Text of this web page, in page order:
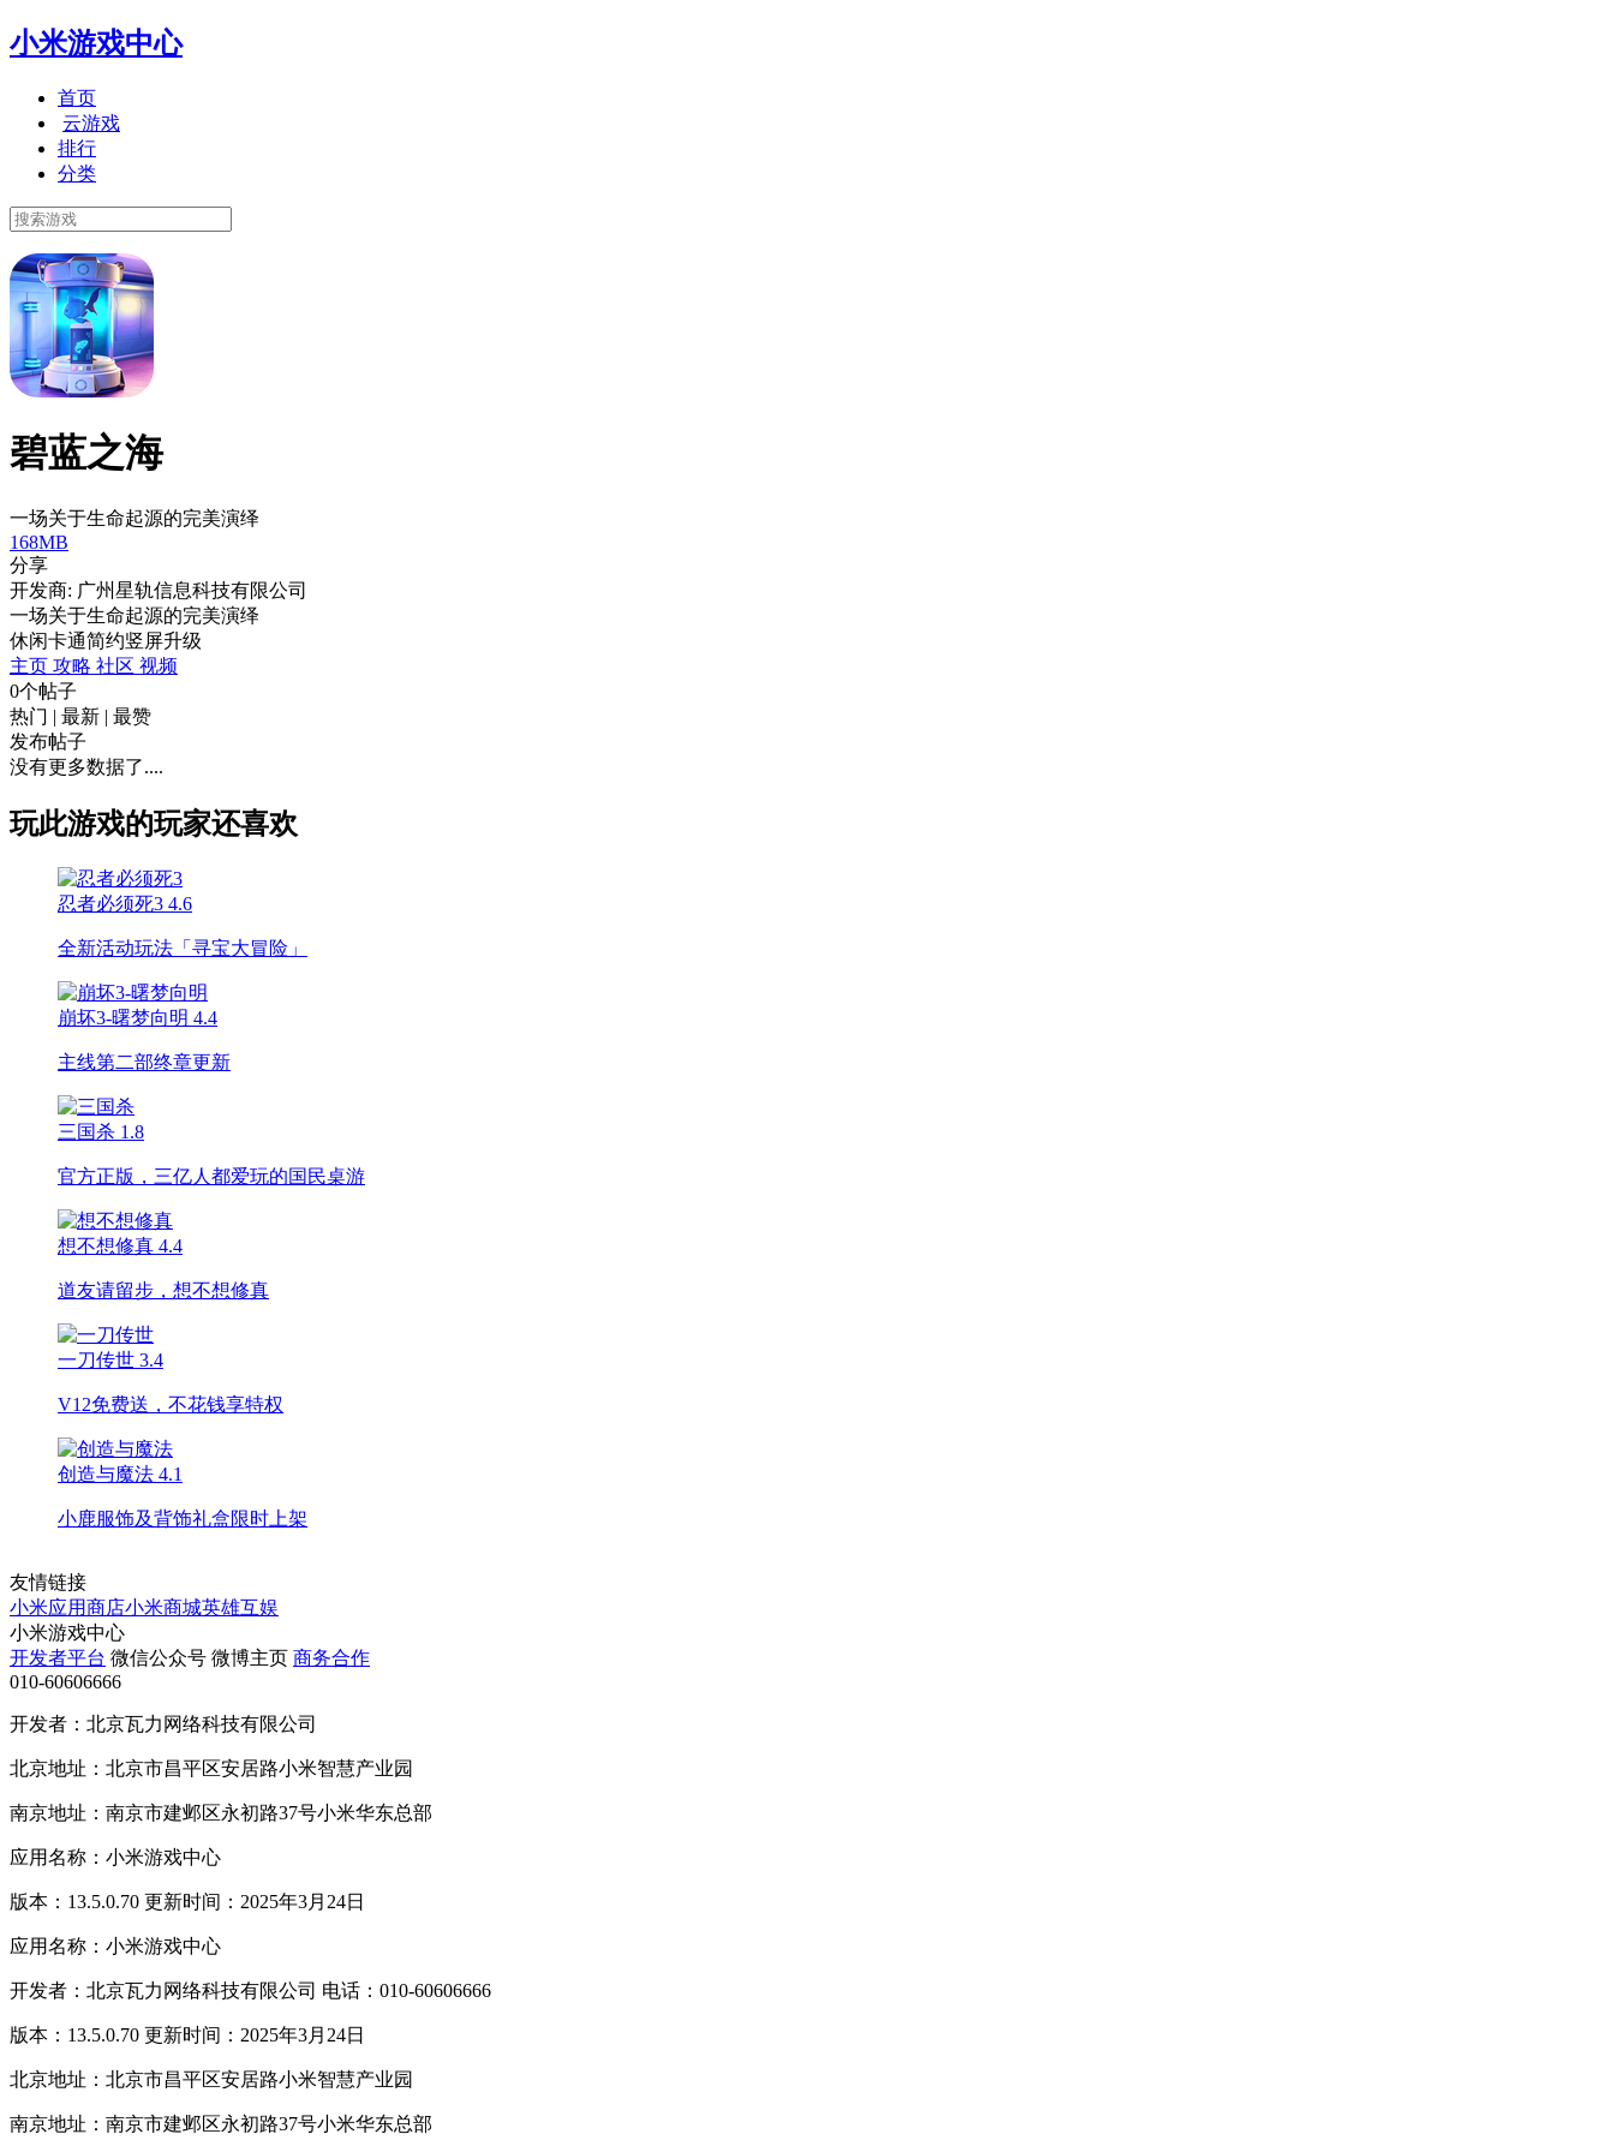
小米游戏中心
首页
云游戏
排行
分类
碧蓝之海
一场关于生命起源的完美演绎
168MB
分享
开发商: 广州星轨信息科技有限公司
一场关于生命起源的完美演绎
休闲卡通简约竖屏升级
主页 攻略 社区 视频
0个帖子
热门 | 最新 | 最赞
发布帖子
没有更多数据了....
玩此游戏的玩家还喜欢
忍者必须死3 4.6
全新活动玩法「寻宝大冒险」
崩坏3-曙梦向明 4.4
主线第二部终章更新
三国杀 1.8
官方正版，三亿人都爱玩的国民桌游
想不想修真 4.4
道友请留步，想不想修真
一刀传世 3.4
V12免费送，不花钱享特权
创造与魔法 4.1
小鹿服饰及背饰礼盒限时上架
友情链接
小米应用商店小米商城英雄互娱
小米游戏中心
开发者平台 微信公众号 微博主页 商务合作
010-60606666
开发者：北京瓦力网络科技有限公司
北京地址：北京市昌平区安居路小米智慧产业园
南京地址：南京市建邺区永初路37号小米华东总部
应用名称：小米游戏中心
版本：13.5.0.70 更新时间：2025年3月24日
应用名称：小米游戏中心
开发者：北京瓦力网络科技有限公司 电话：010-60606666
版本：13.5.0.70 更新时间：2025年3月24日
北京地址：北京市昌平区安居路小米智慧产业园
南京地址：南京市建邺区永初路37号小米华东总部